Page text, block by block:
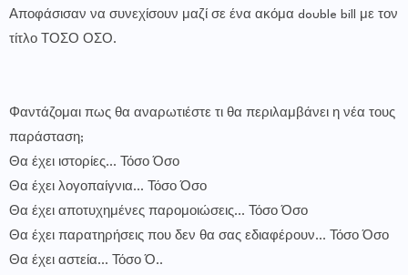
Αποφάσισαν να συνεχίσουν μαζί σε ένα ακόμα double bill με τον
τίτλο ΤΟΣΟ ΟΣΟ.
Φαντάζομαι πως θα αναρωτιέστε τι θα περιλαμβάνει η νέα τους
παράσταση;
Θα έχει ιστορίες... Τόσο Όσο
Θα έχει λογοπαίγνια... Τόσο Όσο
Θα έχει αποτυχημένες παρομοιώσεις... Τόσο Όσο
Θα έχει παρατηρήσεις που δεν θα σας εδιαφέρουν... Τόσο Όσο
Θα έχει αστεία... Τόσο Ό..